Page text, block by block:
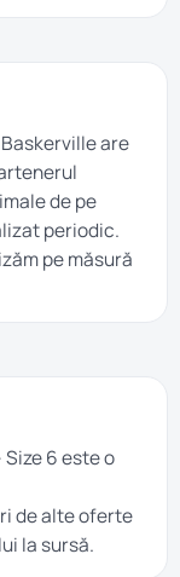
are
de pe
periodic.
pe măsură
6 este o
de alte oferte
la sursă.